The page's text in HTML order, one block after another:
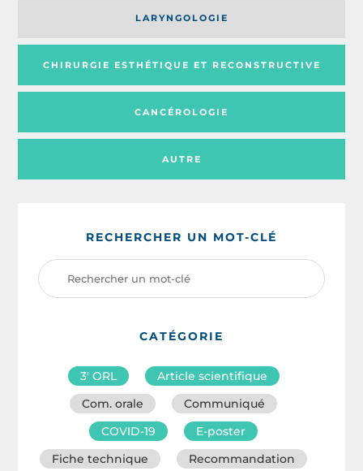
AUTRE
LARYNGOLOGIE
CHIRURGIE ESTHÉTIQUE ET RECONSTRUCTIVE
CANCÉROLOGIE
RECHERCHER UN MOT-CLÉ
CATÉGORIE
3′ ORL
Article scientifique
Com. orale
Communiqué
COVID-19
E-poster
Fiche technique
Recommandation